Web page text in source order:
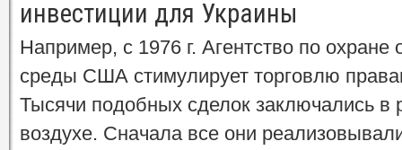
инвестиции для Украины
Например, с 1976 г. Агентство по
среды США стимулирует торговлю
Тысячи подобных сделок заключались в
воздухе. Сначала все они